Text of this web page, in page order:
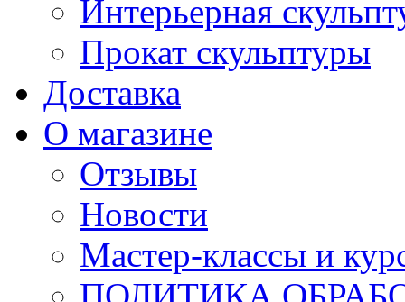
Интерьерная
Прокат скульптуры
Доставка
О магазине
Отзывы
Новости
Мастер-классы и